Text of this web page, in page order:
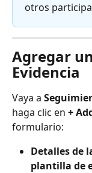
otros
Agregar
Evidencia
Vaya a
haga clic en +
formulario:
Detalles de
plantilla de